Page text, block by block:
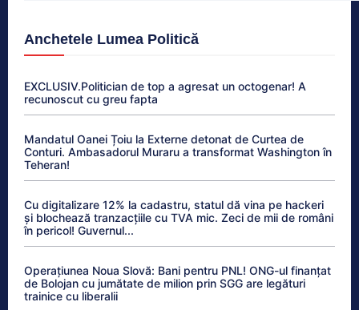
Anchetele Lumea Politică
EXCLUSIV.Politician de top a agresat un octogenar! A
recunoscut cu greu fapta
Mandatul Oanei Țoiu la Externe detonat de Curtea de
Conturi. Ambasadorul Muraru a transformat Washington în
Teheran!
Cu digitalizare 12% la cadastru, statul dă vina pe hackeri
și blochează tranzacțiile cu TVA mic. Zeci de mii de români
în pericol! Guvernul...
Operațiunea Noua Slovă: Bani pentru PNL! ONG-ul finanțat
de Bolojan cu jumătate de milion prin SGG are legături
trainice cu liberalii